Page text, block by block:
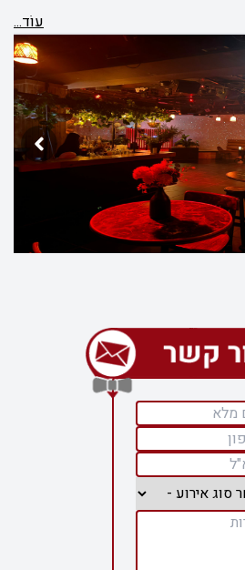
עוֹד...